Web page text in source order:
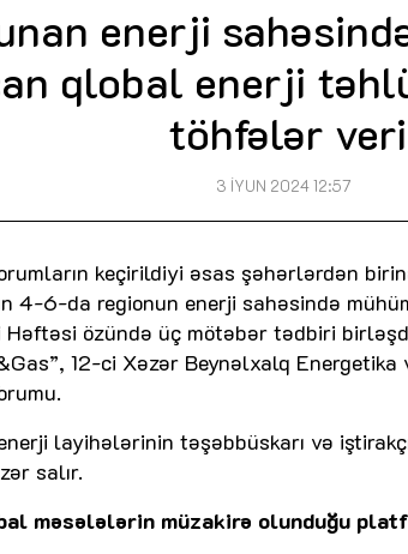
enerji
qlobal enerji
töhfələr
3 İYUN 2024 12:57
keçirildiyi əsas şəhərlərdən
4-6-da regionun enerji sahəsində
Həftəsi özündə üç mötəbər tədbiri
12-ci Xəzər Beynəlxalq Energetika
layihələrinin təşəbbüskarı və
salır.
məsələlərin müzakirə olunduğu